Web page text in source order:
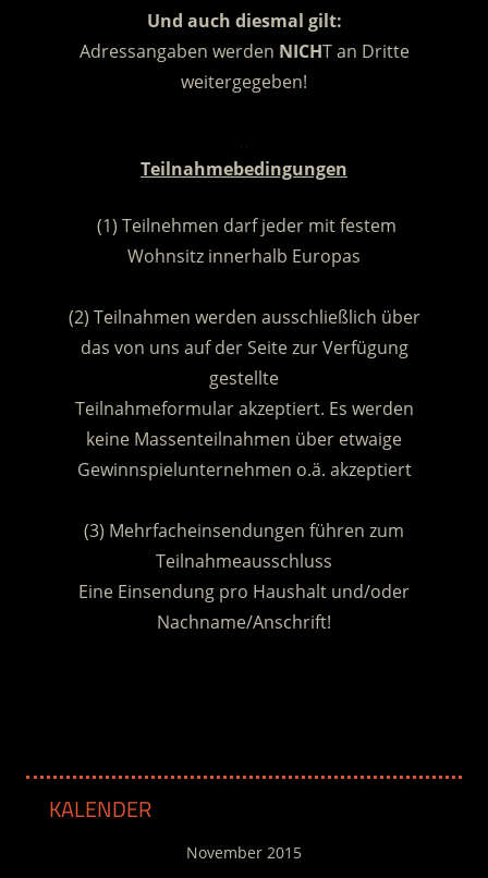
Und auch diesmal gilt:
Adressangaben werden NICHT an Dritte
weitergegeben!
Teilnahmebedingungen
(1) Teilnehmen darf jeder mit festem
Wohnsitz innerhalb Europas
(2) Teilnahmen werden ausschließlich über
das von uns auf der Seite zur Verfügung
gestellte
Teilnahmeformular akzeptiert. Es werden
keine Massenteilnahmen über etwaige
Gewinnspielunternehmen o.ä. akzeptiert
(3) Mehrfacheinsendungen führen zum
Teilnahmeausschluss
Eine Einsendung pro Haushalt und/oder
Nachname/Anschrift!
KALENDER
November 2015